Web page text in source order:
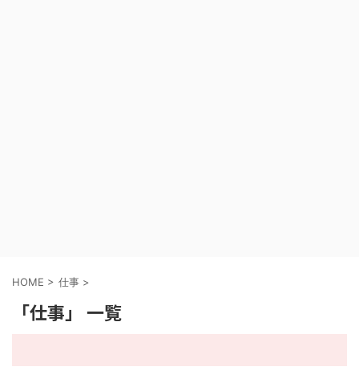
HOME > 仕事 >
「仕事」 一覧